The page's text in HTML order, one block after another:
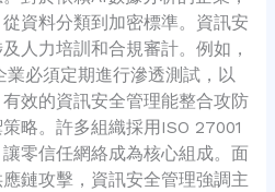
資料分類到加密標準。資訊安
人力培訓和合規審計。例如，
必須定期進行滲透測試，以
效的資訊安全管理能整合攻防
略。許多組織採用ISO 27001
零信任網絡成為核心組成。面
鏈攻擊，資訊安全管理強調主